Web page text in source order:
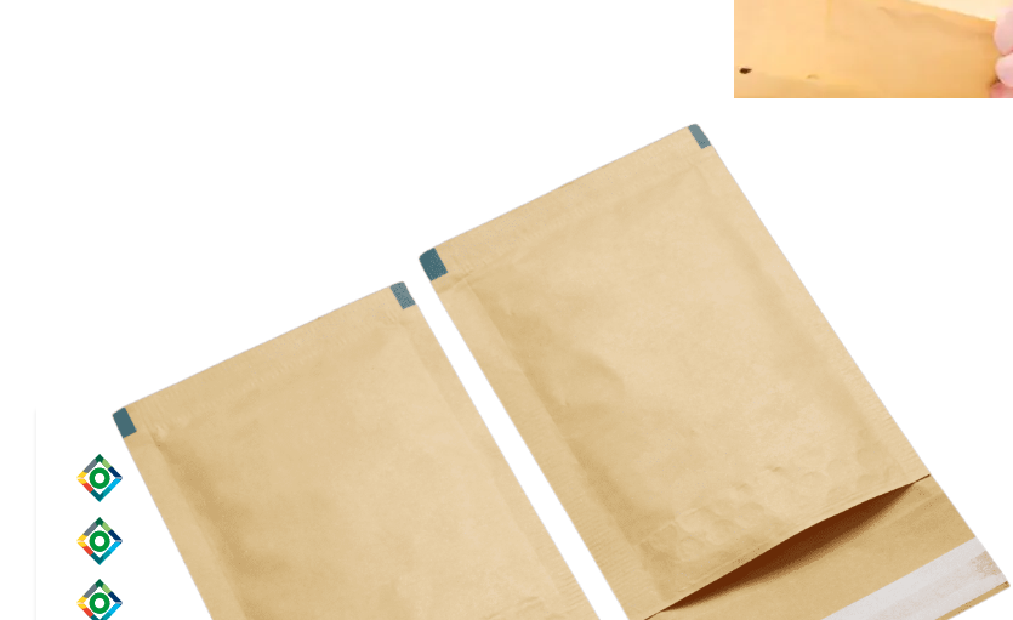
Hervorragender Werbeträger für Ihr Unternehmen
Einkaufstaschen aus Papier sind eine perfekte Versandlösung für Ihre E-Commerce-Aktivitäten. Das geringe
Gewicht, die hervorragenden Schutzeigenschaften und die vollständige Recyclebarkeit dieser Taschen
machen sie ideal für mehrere E-Commerce-Segmente. Unsere Webshop-Taschen können ganz nach Ihren
Wünschen bedruckt werden. Verschiedene unbedruckte Größen sind ebenfalls ab Lager lieferbar.
Anwendungen
Mode-Erfüllung
Logistik
E-commerce